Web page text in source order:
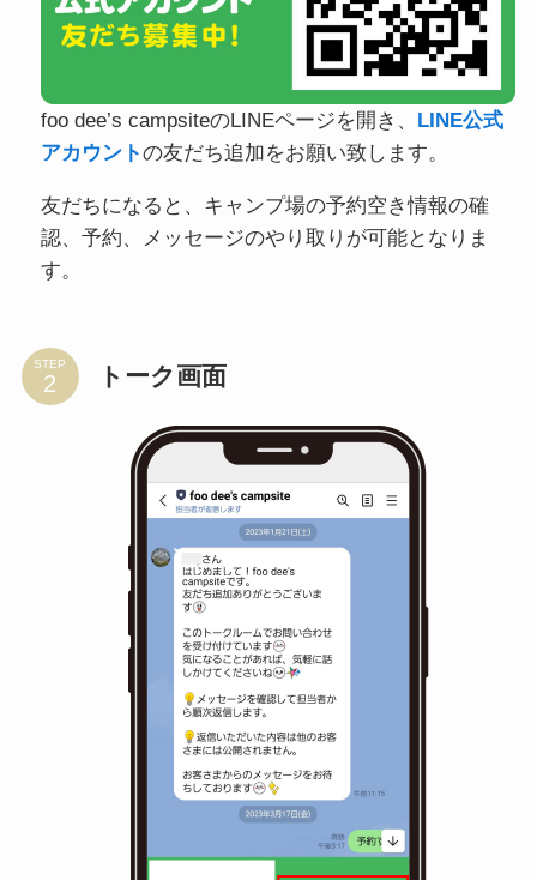
foo dee’s campsiteのLINEページを開き、
LINE公式
アカウントの友だち追加をお願い致します。
友だちになると、キャンプ場の予約空き情報の確
認、予約、メッセージのやり取りが可能となりま
す。
STEP トーク画面